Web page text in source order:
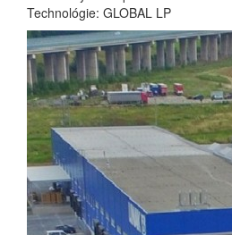
Technológie: GLOBAL LP